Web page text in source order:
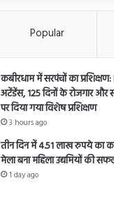
Popular
कबीरधाम में सरपंचों का
अटेंडेंस, 125 दिनों के रोजगार
पर दिया गया विशेष प्रशिक्षण
3 hours ago
तीन दिन में 4.51 लाख रुपये का
मेला बना महिला उद्यमियों की
1 day ago